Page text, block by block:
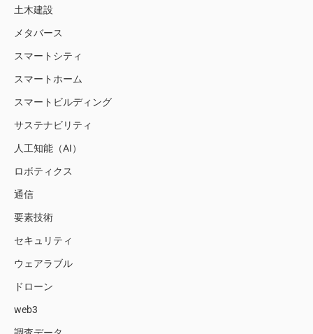
土木建設
メタバース
スマートシティ
スマートホーム
スマートビルディング
サステナビリティ
人工知能（AI）
ロボティクス
通信
要素技術
セキュリティ
ウェアラブル
ドローン
web3